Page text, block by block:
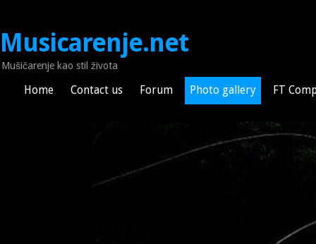
Musicarenje.net
Mušičarenje kao stil života
Home Contact us Forum Photo gallery FT